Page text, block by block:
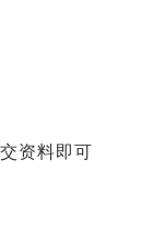
资料即可